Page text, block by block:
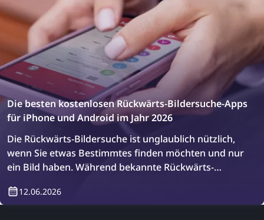
Die besten kostenlosen Rückwärts-Bildersuche-Apps
für iPhone und Android im Jahr 2026
Die Rückwärts-Bildersuche ist unglaublich nützlich,
wenn Sie etwas Bestimmtes finden möchten und nur
ein Bild haben. Während bekannte Rückwärts-
Copyseeker existieren, gibt es auch zahlreiche
12.06.2026